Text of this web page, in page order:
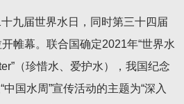
九届世界水日，同时第三十四届
帷幕。联合国确定2021年“世界水
（珍惜水、爱护水），我国纪念
中国水周”宣传活动的主题为“深入